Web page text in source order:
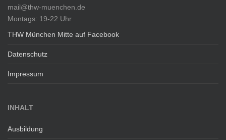
mail@thw-muenchen.de
Montags: 19-22 Uhr
THW München Mitte auf Facebook
Datenschutz
Impressum
INHALT
Ausbildung